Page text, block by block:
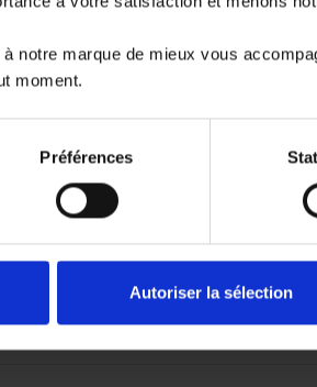
notre marque de mieux vous
moment.
Préférences
Autoriser la sélection
RETR
Vérifiez vos capacités de